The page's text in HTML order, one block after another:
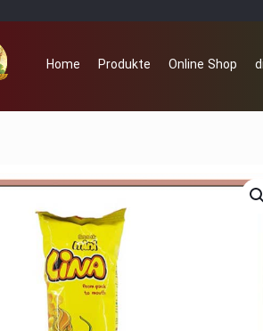
Home Produkte Online Shop